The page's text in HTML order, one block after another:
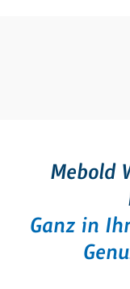
Mebold
Ganz in